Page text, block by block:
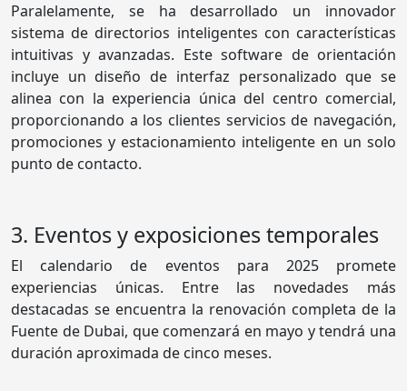
Paralelamente, se ha desarrollado un innovador
sistema de directorios inteligentes con características
intuitivas y avanzadas. Este software de orientación
incluye un diseño de interfaz personalizado que se
alinea con la experiencia única del centro comercial,
proporcionando a los clientes servicios de navegación,
promociones y estacionamiento inteligente en un solo
punto de contacto.
3. Eventos y exposiciones temporales
El calendario de eventos para 2025 promete
experiencias únicas. Entre las novedades más
destacadas se encuentra la renovación completa de la
Fuente de Dubai, que comenzará en mayo y tendrá una
duración aproximada de cinco meses.